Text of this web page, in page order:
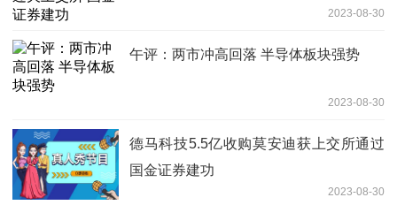
2023-08-30
午评：两市冲高回落 半导体板块强势
2023-08-30
德马科技5.5亿收购莫安迪获上交所通过
国金证券建功
2023-08-30